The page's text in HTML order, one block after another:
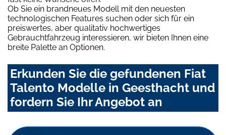
Ob Sie ein brandneues Modell mit den neuesten
technologischen Features suchen oder sich für ein
preiswertes, aber qualitativ hochwertiges
Gebrauchtfahrzeug interessieren, wir bieten Ihnen eine
breite Palette an Optionen.
Erkunden Sie die gefundenen Fiat
Talento Modelle in Geesthacht und
fordern Sie Ihr Angebot an